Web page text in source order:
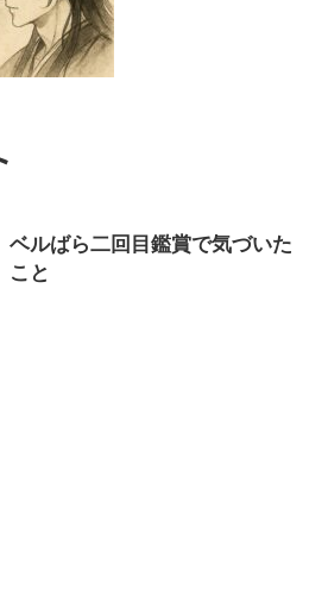
ベルばら二回目鑑賞で気づいた
こと